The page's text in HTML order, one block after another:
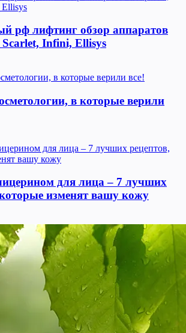
рф лифтинг обзор аппаратов
Infini, Ellisys
в которые верили
для лица – 7 лучших
изменят вашу кожу